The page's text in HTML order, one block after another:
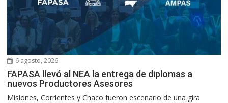
6 agosto, 2026
FAPASA llevó al NEA la entrega de diplomas a
nuevos Productores Asesores
Misiones, Corrientes y Chaco fueron escenario de una gira